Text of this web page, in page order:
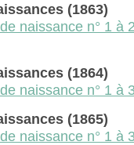
(1863)
naissance n° 1 à
(1864)
naissance n° 1 à
(1865)
naissance n° 1 à